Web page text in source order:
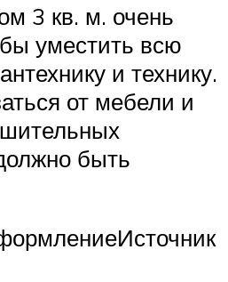
3 кв. м. очень
уместить всю
и технику.
от мебели и
быть